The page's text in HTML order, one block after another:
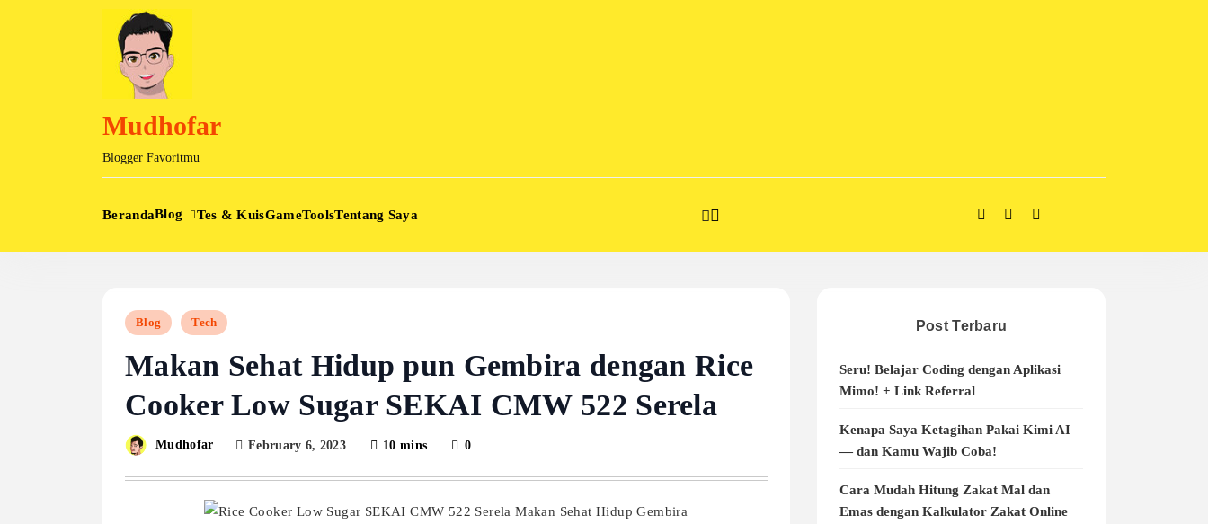
Mudhofar
Blogger Favoritmu
BerandaBlog Tes & KuisGameToolsTentang Saya
Blog Tech
Makan Sehat Hidup pun Gembira dengan Rice
Cooker Low Sugar SEKAI CMW 522 Serela
Mudhofar February 6, 2023 10 mins 0
Post Terbaru
Seru! Belajar Coding dengan Aplikasi
Mimo! + Link Referral
Kenapa Saya Ketagihan Pakai Kimi AI
— dan Kamu Wajib Coba!
Cara Mudah Hitung Zakat Mal dan
Emas dengan Kalkulator Zakat Online